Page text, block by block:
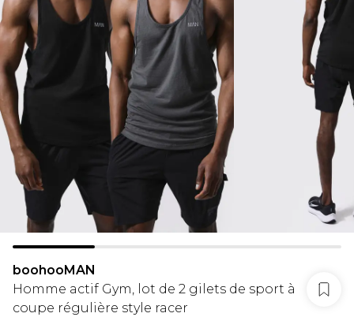
boohooMAN
Homme actif Gym, lot de 2 gilets de sport à
coupe régulière style racer